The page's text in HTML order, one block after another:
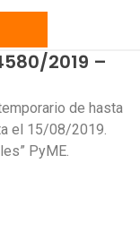
2019 –
de hasta
el 15/08/2019.
PyME.